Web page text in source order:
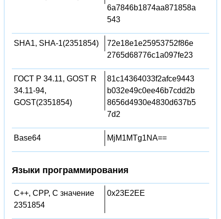
6a7846b1874aa871858a
543
SHA1, SHA-1(2351854)
72e18e1e25953752f86e
2765d68776c1a097fe23
ГОСТ Р 34.11, GOST R
34.11-94,
GOST(2351854)
81c14364033f2afce9443
b032e49c0ee46b7cdd2b
8656d4930e4830d637b5
7d2
Base64 MjM1MTg1NA==
Языки программирования
C++, CPP, C значение
2351854
0x23E2EE